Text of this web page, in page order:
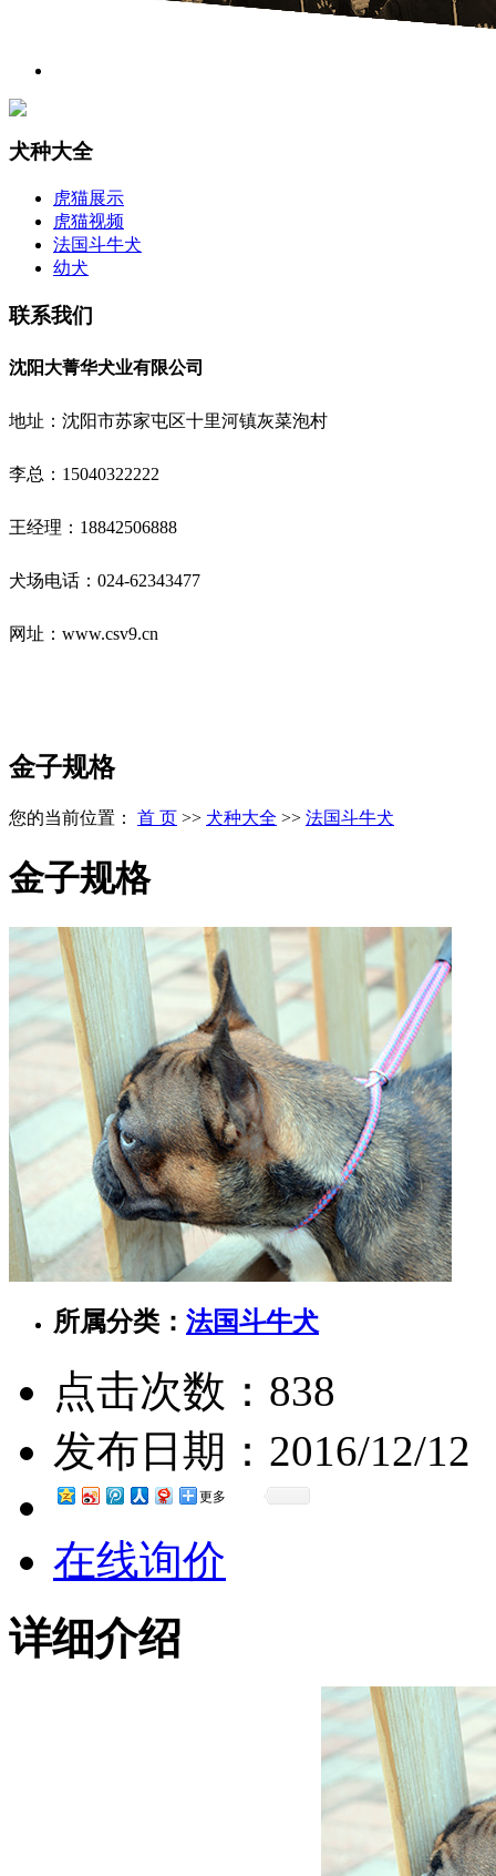
犬种大全
虎猫展示
虎猫视频
法国斗牛犬
幼犬
联系我们
沈阳大菁华犬业有限公司
地址：沈阳市苏家屯区十里河镇灰菜泡村
李总：15040322222
王经理：18842506888
犬场电话：024-62343477
网址：www.csv9.cn
金子规格
您的当前位置： 首 页 >> 犬种大全 >> 法国斗牛犬
金子规格
所属分类： 法国斗牛犬
点击次数： 838
发布日期： 2016/12/12
更多
在线询价
详细介绍